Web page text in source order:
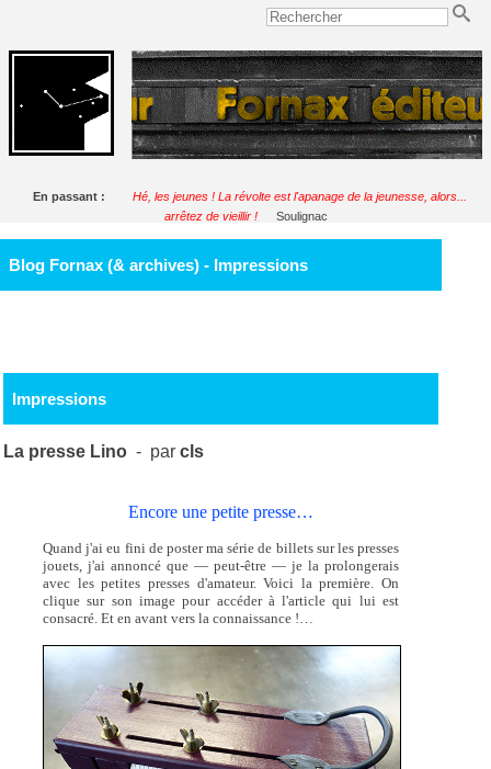
En passant :
Hé, les jeunes ! La révolte est l'apanage de la jeunesse, alors...
arrêtez de vieillir !
Soulignac
Blog Fornax (& archives) - Impressions
Impressions
La presse Lino - parcls
Encore une petite presse…
Quand j'ai eu fini de poster ma série de billets sur les presses
jouets, j'ai annoncé que — peut-être — je la prolongerais
avec les petites presses d'amateur. Voici la première. On
clique sur son image pour accéder à l'article qui lui est
consacré. Et en avant vers la connaissance !…